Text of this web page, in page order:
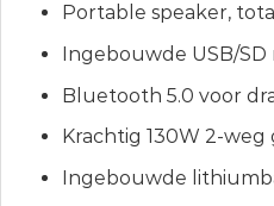
Portable speaker,
Ingebouwde USB/
Bluetooth 5.0 voor
Krachtig 130W 2-
Ingebouwde